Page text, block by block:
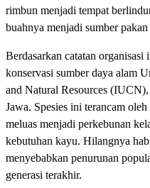
rimbun menjadi tempat
buahnya menjadi sumber
Berdasarkan catatan
konservasi sumber daya alam
and Natural Resources
Jawa. Spesies ini terancam
meluas menjadi perkebunan
kebutuhan kayu. Hilangnya
menyebabkan penurunan
generasi terakhir.